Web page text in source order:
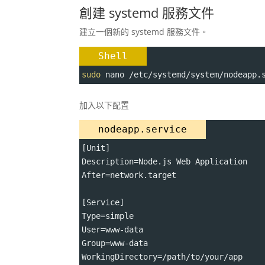
創建 systemd 服務文件
建立一個新的 systemd 服務文件。
Shell
sudo nano /etc/systemd/system/
加入以下配置
nodeapp.service
[Unit]
Description=Node.js Web Application
After=network.target
[Service]
Type=simple
User=www-data
Group=www-data
WorkingDirectory=/path/to/your/app